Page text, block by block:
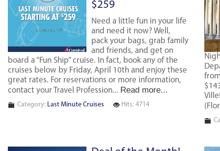
$259
Need a little fun in your life
and need it now? Well,
pack your bags, grab family
and friends, and get on
board a “Fun Ship” cruise. In fact, book any of the
cruises below by Friday, April 10th and enjoy these
great rates. For reservations or more information,
contact your Travel Profession... Read more...
Category: Last Minute Cruises Hits: 4714